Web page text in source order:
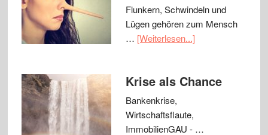
Flunkern, Schwindeln und
Lügen gehören zum Mensch
… [Weiterlesen...]
Krise als Chance
Bankenkrise,
Wirtschaftsflaute,
ImmobilienGAU - …